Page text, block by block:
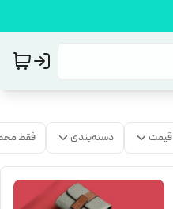
قیمت دسته‌بندی فقط